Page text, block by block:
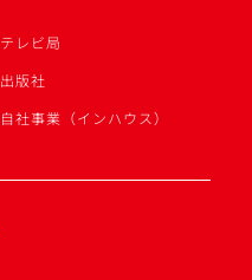
テレビ局
出版社
自社事業（インハウス）